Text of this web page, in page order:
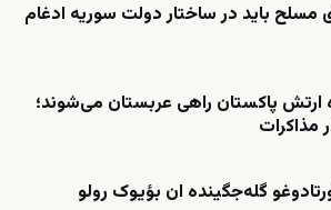
باید در ساختار دولت سوریه ادغام
ارتش پاکستان راهی عربستان می‌شوند؛
مذاکرات
گله‌جگینده ان بؤیوک رولو